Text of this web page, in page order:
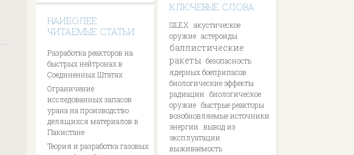
НАИБОЛЕЕ
ЧИТАЕМЫЕ СТАТЬИ
Разработка реакторов на
быстрых нейтронах в
Соединенных Штатах
Ограничение
исследованных запасов
урана на производство
делящихся материалов в
Пакистане
Теория и разработка газовых
КЛЮЧЕВЫЕ СЛОВА
SILEX акустическое
оружие астероиды
баллистические
ракеты безопасность
ядерных боеприпасов
биологические эффекты
радиации биологическое
оружие быстрые реакторы
возобновляемые источники
энергии вывод из
эксплуатации
выживаемость